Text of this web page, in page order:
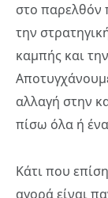
στο
την
καμπής και
αλλαγή στην
πίσω όλα ή
Κάτι που
αγορά είναι